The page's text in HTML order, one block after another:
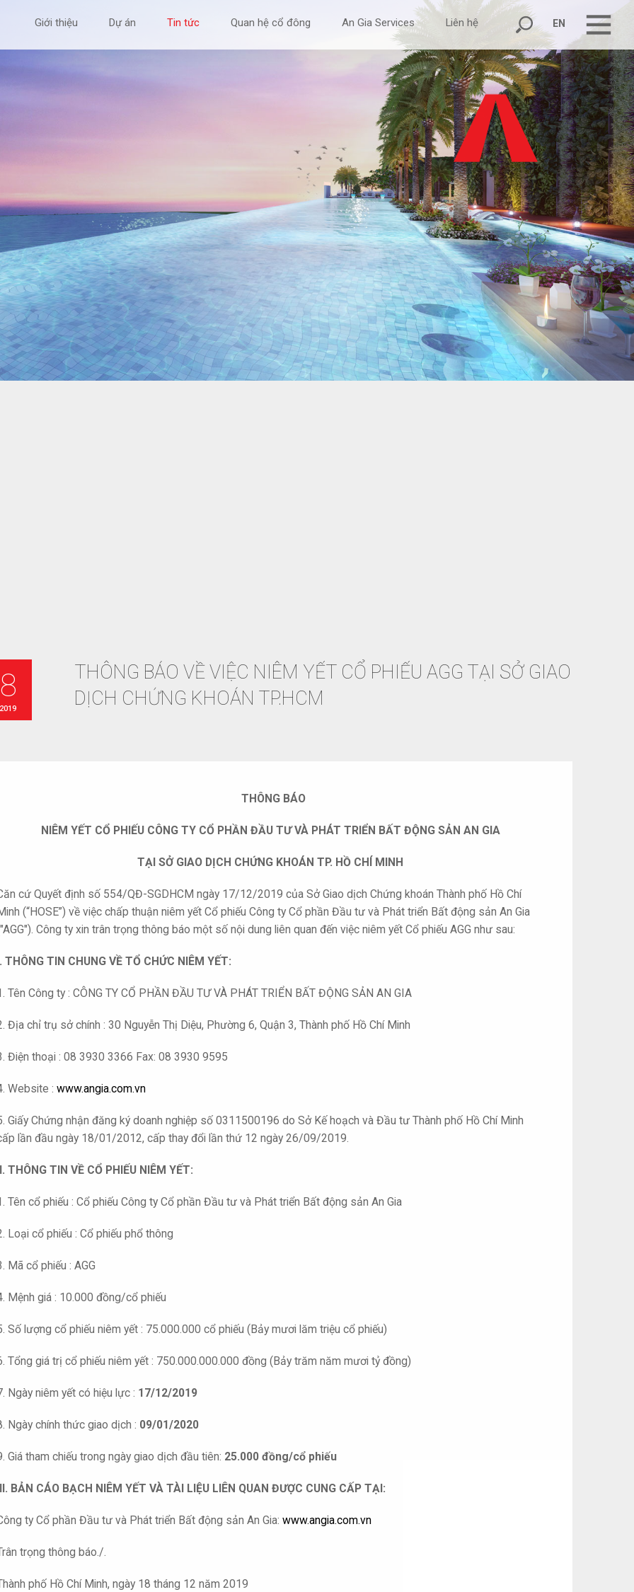
EN
Giới thiệu Dự án Tin tức Quan hệ cổ đông An Gia Services Liên hệ
THÔNG BÁO VỀ VIỆC NIÊM YẾT CỔ PHIẾU AGG TẠI SỞ GIAO
DỊCH CHỨNG KHOÁN TP.HCM
THÔNG BÁO
NIÊM YẾT CỔ PHIẾU CÔNG TY CỔ PHẦN ĐẦU TƯ VÀ PHÁT TRIỂN BẤT ĐỘNG SẢN AN GIA
TẠI SỞ GIAO DỊCH CHỨNG KHOÁN TP. HỒ CHÍ MINH
cứ Quyết định số 554/QĐ-SGDHCM ngày 17/12/2019 của Sở Giao dịch Chứng khoán Thành phố Hồ Chí
(“HOSE”) về việc chấp thuận niêm yết Cổ phiếu Công ty Cổ phần Đầu tư và Phát triển Bất động sản An Gia
Công ty xin trân trọng thông báo một số nội dung liên quan đến việc niêm yết Cổ phiếu AGG như sau:
THÔNG TIN CHUNG VỀ TỔ CHỨC NIÊM YẾT:
Tên Công ty : CÔNG TY CỔ PHẦN ĐẦU TƯ VÀ PHÁT TRIỂN BẤT ĐỘNG SẢN AN GIA
Địa chỉ trụ sở chính : 30 Nguyễn Thị Diệu, Phường 6, Quận 3, Thành phố Hồ Chí Minh
Điện thoại : 08 3930 3366 Fax: 08 3930 9595
Website :www.angia.com.vn
Giấy Chứng nhận đăng ký doanh nghiệp số 0311500196 do Sở Kế hoạch và Đầu tư Thành phố Hồ Chí Minh
lần đầu ngày 18/01/2012, cấp thay đổi lần thứ 12 ngày 26/09/2019.
THÔNG TIN VỀ CỔ PHIẾU NIÊM YẾT:
Tên cổ phiếu : Cổ phiếu Công ty Cổ phần Đầu tư và Phát triển Bất động sản An Gia
Loại cổ phiếu : Cổ phiếu phổ thông
Mã cổ phiếu : AGG
Mệnh giá : 10.000 đồng/cổ phiếu
Số lượng cổ phiếu niêm yết : 75.000.000 cổ phiếu (Bảy mươi lăm triệu cổ phiếu)
Tổng giá trị cổ phiếu niêm yết : 750.000.000.000 đồng (Bảy trăm năm mươi tỷ đồng)
Ngày niêm yết có hiệu lực : 17/12/2019
Ngày chính thức giao dịch : 09/01/2020
Giá tham chiếu trong ngày giao dịch đầu tiên: 25.000 đồng/cổ phiếu
BẢN CÁO BẠCH NIÊM YẾT VÀ TÀI LIỆU LIÊN QUAN ĐƯỢC CUNG CẤP TẠI:
ty Cổ phần Đầu tư và Phát triển Bất động sản An Gia:www.angia.com.vn
trọng thông báo./.
phố Hồ Chí Minh, ngày 18 tháng 12 năm 2019